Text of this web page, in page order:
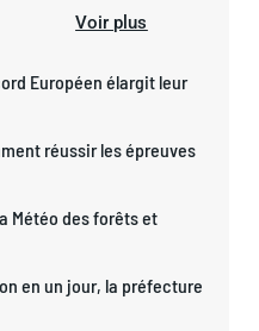
Voir plus
Européen élargit leur
réussir les épreuves
Météo des forêts et
en un jour, la préfecture